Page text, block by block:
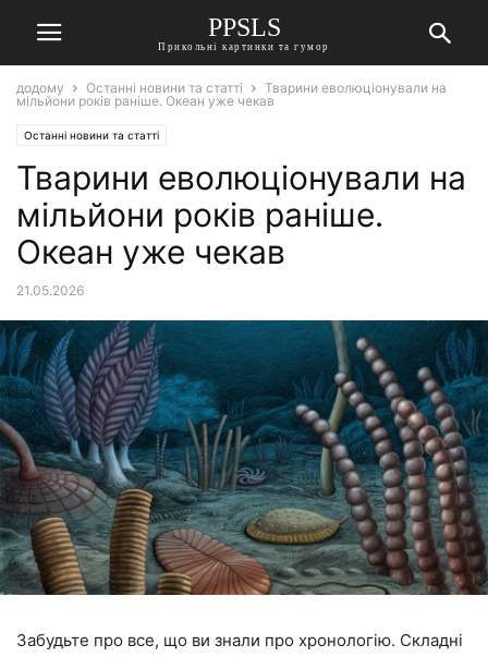
PPSLS
Прикольні картинки та гумор
додому Останні новини та статті
Тварини еволюціонували на
мільйони років раніше. Океан уже чекав
Останні новини та статті
Тварини еволюціонували на
мільйони років раніше.
Океан уже чекав
21.05.2026
Забудьте про все, що ви знали про хронологію. Складні